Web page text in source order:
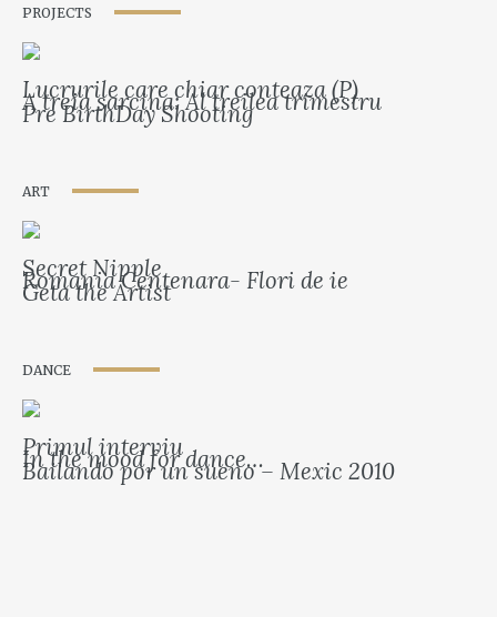
PROJECTS
Lucrurile care chiar conteaza (P)
A treia sarcina: Al treilea trimestru
Pre BirthDay Shooting
ART
Secret Nipple
Romania Centenara- Flori de ie
Geta the Artist
DANCE
Primul interviu
In the mood for dance…
Bailando por un sueno – Mexic 2010